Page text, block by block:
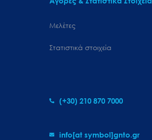
Μελέτες
Στατιστικά στοιχεία
(+30) 210 870 7000
info[at symbol]gnto.gr